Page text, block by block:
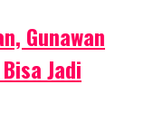
Gunawan
Jadi